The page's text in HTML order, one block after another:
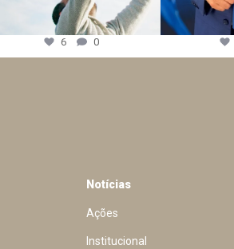
6 0
Notícias
Ações
Institucional